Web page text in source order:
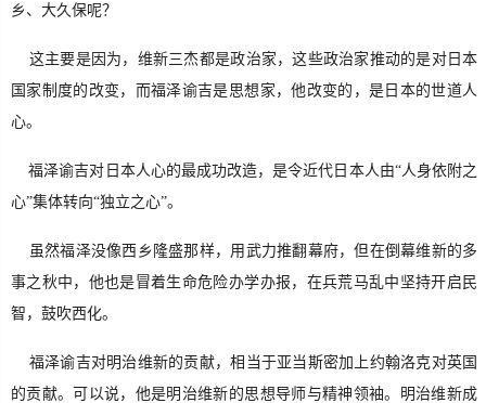
乡、大久保呢？
这主要是因为，维新三杰都是政治家，这些政治家推动的是对日本
国家制度的改变，而福泽谕吉是思想家，他改变的，是日本的世道人
心。
福泽谕吉对日本人心的最成功改造，是令近代日本人由“人身依附之
心”集体转向“独立之心”。
虽然福泽没像西乡隆盛那样，用武力推翻幕府，但在倒幕维新的多
事之秋中，他也是冒着生命危险办学办报，在兵荒马乱中坚持开启民
智，鼓吹西化。
福泽谕吉对明治维新的贡献，相当于亚当斯密加上约翰洛克对英国
的贡献。可以说，他是明治维新的思想导师与精神领袖。明治维新成